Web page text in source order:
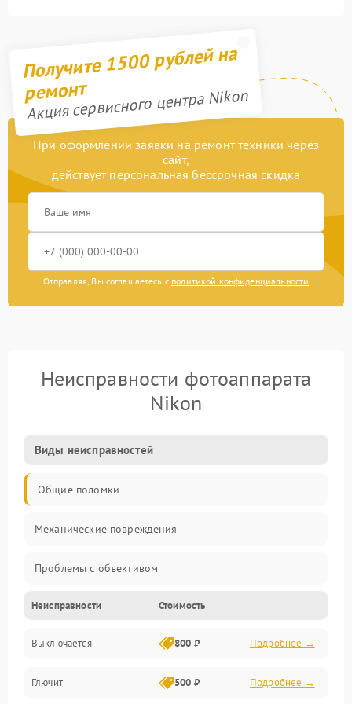
Получите 1500 рублей на
ремонт
Акция сервисного центра Nikon
При оформлении заявки на ремонт техники через
сайт,
действует персональная бессрочная скидка
Отправляя, Вы соглашаетесь с политикой конфиденциальности
Неисправности фотоаппарата
Nikon
Виды неисправностей
Общие поломки
Механические повреждения
Проблемы с объективом
Электронные ошибки
Механические проблемы
Матрица и оптика
Неисправности Стоимость
Выключается 800 ₽ Подробнее →
Глючит 500 ₽ Подробнее →